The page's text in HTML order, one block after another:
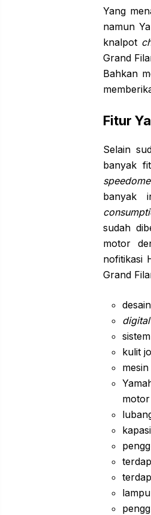
Yang
namun
knalpot
Grand
Bahkan
Fitur
Selain
banyak
banyak
sudah
motor
nofitikasi
Grand
kulit